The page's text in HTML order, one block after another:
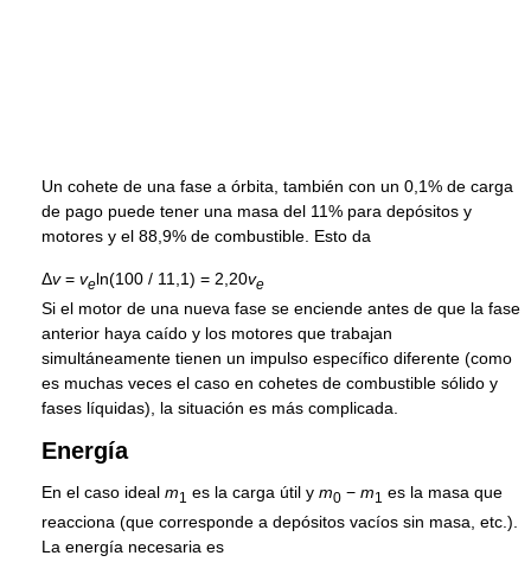
Un cohete de una fase a órbita, también con un 0,1% de carga
de pago puede tener una masa del 11% para depósitos y
motores y el 88,9% de combustible. Esto da
Δv= veln(100 / 11,1) = 2,20ve
Si el motor de una nueva fase se enciende antes de que la fase
anterior haya caído y los motores que trabajan
simultáneamente tienen un impulso específico diferente (como
es muchas veces el caso en cohetes de combustible sólido y
fases líquidas), la situación es más complicada.
Energía
En el caso ideal m1 es la carga útil y m0 − m1 es la masa que
reacciona (que corresponde a depósitos vacíos sin masa, etc.).
La energía necesaria es